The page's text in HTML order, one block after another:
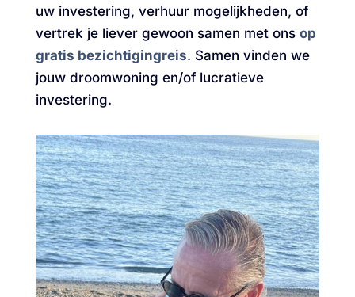
uw investering, verhuur mogelijkheden, of
vertrek je liever gewoon samen met ons op
gratis bezichtigingreis. Samen vinden we
jouw droomwoning en/of lucratieve
investering.